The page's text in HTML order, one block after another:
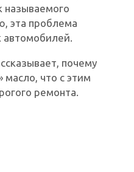
называемого
эта проблема
автомобилей.
почему
масло, что с этим
ремонта.